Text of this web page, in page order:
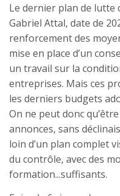
Le dernier plan de
Gabriel Attal, date de
renforcement des
mise en place d’un
un travail sur la
entreprises. Mais ces
les derniers budgets
On ne peut donc
annonces, sans
loin d’un plan complet
du contrôle, avec des
formation...suffisants.